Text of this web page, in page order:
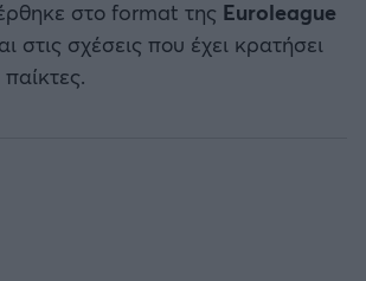
Γιουνάιτεντ
στο format της Euroleague
στις σχέσεις που έχει κρατήσει